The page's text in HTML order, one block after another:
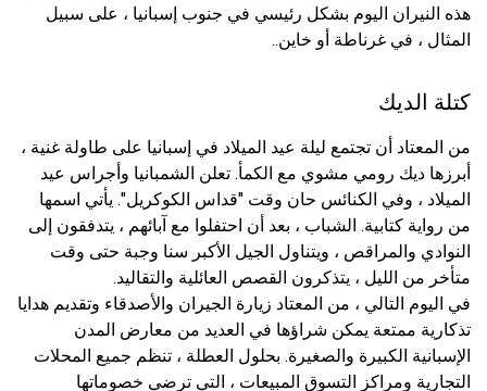
هذه النيران اليوم بشكل رئيسي في جنوب إسبانيا ، على سبيل
المثال ، في غرناطة أو خاين..
كتلة الديك
من المعتاد أن تجتمع ليلة عيد الميلاد في إسبانيا على طاولة غنية ،
أبرزها ديك رومي مشوي مع الكمأ. تعلن الشمبانيا وأجراس عيد
الميلاد ، وفي الكنائس حان وقت "قداس الكوكريل". يأتي اسمها
من رواية كتابية. الشباب ، بعد أن احتفلوا مع آبائهم ، يتدفقون إلى
النوادي والمراقص ، ويتناول الجيل الأكبر سنا وجبة حتى وقت
متأخر من الليل ، يتذكرون القصص العائلية والتقاليد.
في اليوم التالي ، من المعتاد زيارة الجيران والأصدقاء وتقديم هدايا
تذكارية ممتعة يمكن شراؤها في العديد من معارض المدن
الإسبانية الكبيرة والصغيرة. بحلول العطلة ، تنظم جميع المحلات
التجارية ومراكز التسوق المبيعات ، التي ترضي خصوماتها